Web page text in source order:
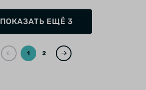
ПОКАЗАТЬ ЕЩЁ 3
1 2